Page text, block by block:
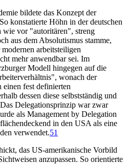
bildete das Konzept der
konstatierte Höhn in der deutschen
wie vor "autoritären", streng
aus dem Absolutismus stamme,
arbeitsteiligen
mehr anwendbar sei. Im
Modell hingegen auf die
wonach der
einen fest definierten
dessen diese selbstständig und
Delegationsprinzip war zwar
als Management by Delegation
in den USA als eine
verwendet.51
das US-amerikanische Vorbild
anzupassen. So orientierte